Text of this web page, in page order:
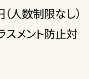
人数制限なし）
スメント防止対